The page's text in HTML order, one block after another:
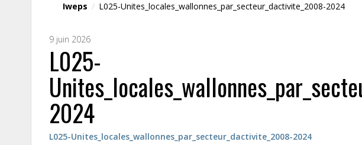
Iweps / L025-Unites_locales_wallonnes_par_secteur_dactivite_2008-2024
9 juin 2026
L025-
2024
L025-Unites_locales_wallonnes_par_secteur_dactivite_2008-2024